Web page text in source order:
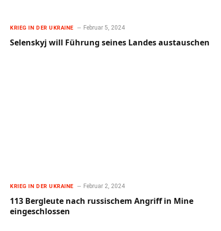
KRIEG IN DER UKRAINE Februar 5, 2024
Selenskyj will Führung seines Landes austauschen
KRIEG IN DER UKRAINE Februar 2, 2024
113 Bergleute nach russischem Angriff in Mine
eingeschlossen